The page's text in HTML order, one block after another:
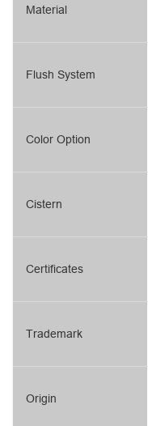
Material
Flush System
Color Option
Cistern
Certificates
Trademark
Origin